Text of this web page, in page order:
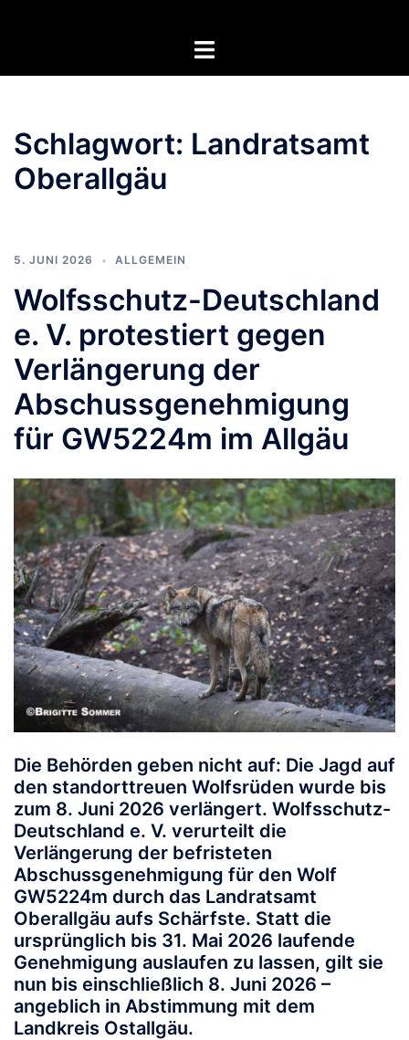
Menü
Schlagwort: Landratsamt
Oberallgäu
5. JUNI 2026 ALLGEMEIN
Wolfsschutz-Deutschland
e. V. protestiert gegen
Verlängerung der
Abschussgenehmigung
für GW5224m im Allgäu
Die Behörden geben nicht auf: Die Jagd auf
den standorttreuen Wolfsrüden wurde bis
zum 8. Juni 2026 verlängert. Wolfsschutz-
Deutschland e. V. verurteilt die
Verlängerung der befristeten
Abschussgenehmigung für den Wolf
GW5224m durch das Landratsamt
Oberallgäu aufs Schärfste. Statt die
ursprünglich bis 31. Mai 2026 laufende
Genehmigung auslaufen zu lassen, gilt sie
nun bis einschließlich 8. Juni 2026 –
angeblich in Abstimmung mit dem
Landkreis Ostallgäu.